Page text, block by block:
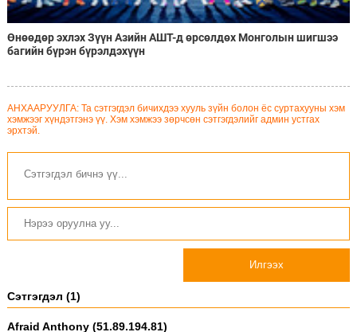
Өнөөдөр эхлэх Зүүн Азийн АШТ-д өрсөлдөх Монголын шигшээ
багийн бүрэн бүрэлдэхүүн
АНХААРУУЛГА: Та сэтгэгдэл бичихдээ хууль зүйн болон ёс суртахууны хэм
хэмжээг хүндэтгэнэ үү. Хэм хэмжээ зөрчсөн сэтгэгдэлийг админ устгах
эрхтэй.
Илгээх
Сэтгэгдэл (1)
Afraid Anthony (51.89.194.81)